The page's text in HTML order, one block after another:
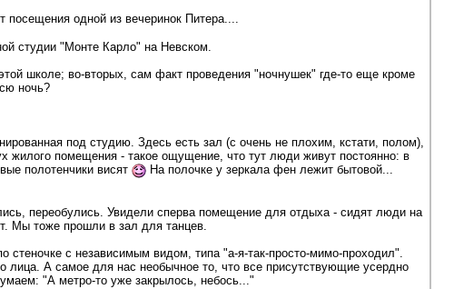
посещения одной из вечеринок Питера....
студии "Монте Карло" на Невском.
школе; во-вторых, сам факт проведения "ночнушек" где-то еще кроме
ночь?
под студию. Здесь есть зал (с очень не плохим, кстати, полом),
жилого помещения - такое ощущение, что тут люди живут постоянно: в
полотенчики висят
На полочке у зеркала фен лежит бытовой...
переобулись. Увидели сперва помещение для отдыха - сидят люди на
Мы тоже прошли в зал для танцев.
стеночке с независимым видом, типа "а-я-так-просто-мимо-проходил".
лица. А самое для нас необычное то, что все присутствующие усердно
"А метро-то уже закрылось, небось..."